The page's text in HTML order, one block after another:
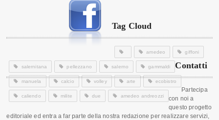
Tag Cloud
amedeo giffoni
salernitana pellezzano salerno gammaldi
manuela calcio volley arte ecobistro
caliendo milite due amedeo andreozzi
Contatti
Partecipa
con noi a
questo progetto
editoriale ed entra a far parte della nostra redazione per realizzare servizi,